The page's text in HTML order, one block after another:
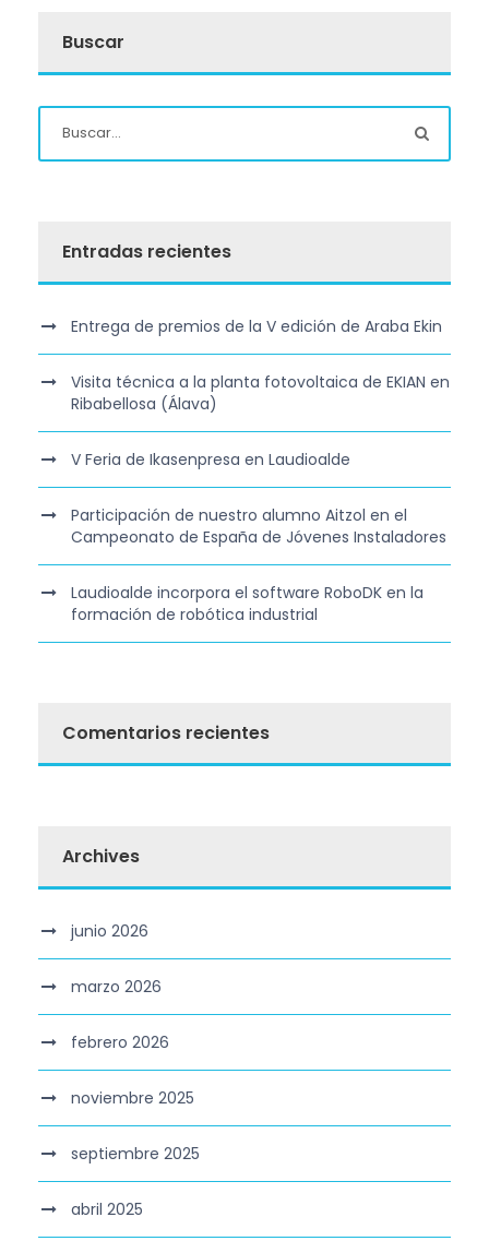
Buscar
Entradas recientes
Entrega de premios de la V edición de Araba Ekin
Visita técnica a la planta fotovoltaica de EKIAN en
Ribabellosa (Álava)
V Feria de Ikasenpresa en Laudioalde
Participación de nuestro alumno Aitzol en el
Campeonato de España de Jóvenes Instaladores
Laudioalde incorpora el software RoboDK en la
formación de robótica industrial
Comentarios recientes
Archives
junio 2026
marzo 2026
febrero 2026
noviembre 2025
septiembre 2025
abril 2025